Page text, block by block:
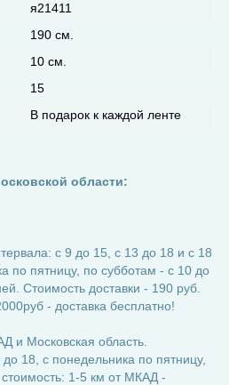
я21411
190 см.
10 см.
15
В подарок к каждой ленте
области:
с 9 до 15, с 13 до 18 и с 18
по пятницу, по субботам - с 10 до
Стоимость доставки - 190 руб.
- доставка бесплатно!
и Московская область.
18, с понедельника по пятницу,
1-5 км от МКАД -